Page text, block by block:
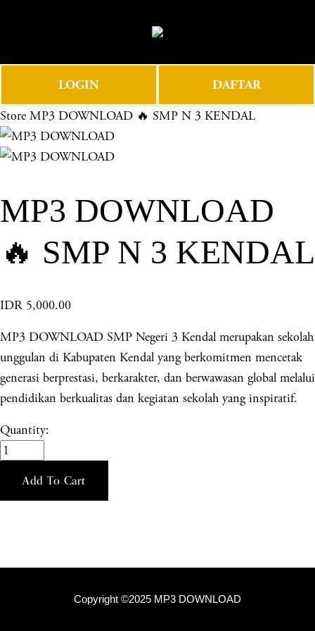
e
e
n
u
LOGIN DAFTAR
Store MP3 DOWNLOAD 🔥 SMP N 3 KENDAL
MP3 DOWNLOAD
🔥 SMP N 3 KENDAL
IDR 5,000.00
MP3 DOWNLOAD SMP Negeri 3 Kendal merupakan sekolah
unggulan di Kabupaten Kendal yang berkomitmen mencetak
generasi berprestasi, berkarakter, dan berwawasan global melalui
pendidikan berkualitas dan kegiatan sekolah yang inspiratif.
Quantity:
Add To Cart
Copyright ©2025 MP3 DOWNLOAD